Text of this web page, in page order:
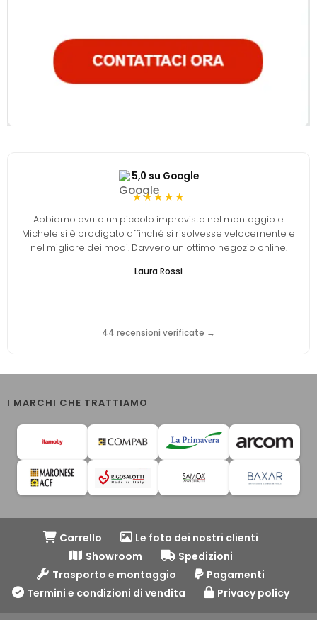
5,0 su Google
★★★★★
Abbiamo avuto un piccolo imprevisto nel montaggio e
Michele si è prodigato affinché si risolvesse velocemente e
nel migliore dei modi. Davvero un ottimo negozio online.
Laura Rossi
44 recensioni verificate →
I MARCHI CHE TRATTIAMO
Carrello
Le foto dei nostri clienti
Showroom
Spedizioni
Trasporto e montaggio
Pagamenti
Termini e condizioni di vendita
Privacy policy